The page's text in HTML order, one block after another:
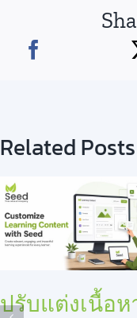
Related Posts
ปรับแต่งเนื้อห